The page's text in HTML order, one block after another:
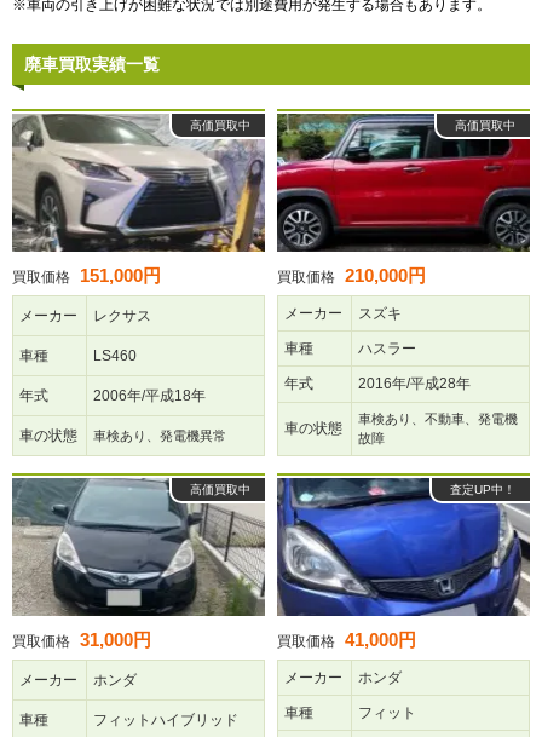
※車両の引き上げが困難な状況では別途費用が発生する場合もあります。
廃車買取実績一覧
高価買取中
買取価格 151,000円
メーカー レクサス
車種 LS460
年式 2006年/平成18年
車の状態 車検あり、発電機異常
高価買取中
買取価格 210,000円
メーカー スズキ
車種 ハスラー
年式 2016年/平成28年
車の状態
車検あり、不動車、発電機
故障
高価買取中
買取価格 31,000円
メーカー ホンダ
車種 フィットハイブリッド
査定UP中！
買取価格 41,000円
メーカー ホンダ
車種 フィット